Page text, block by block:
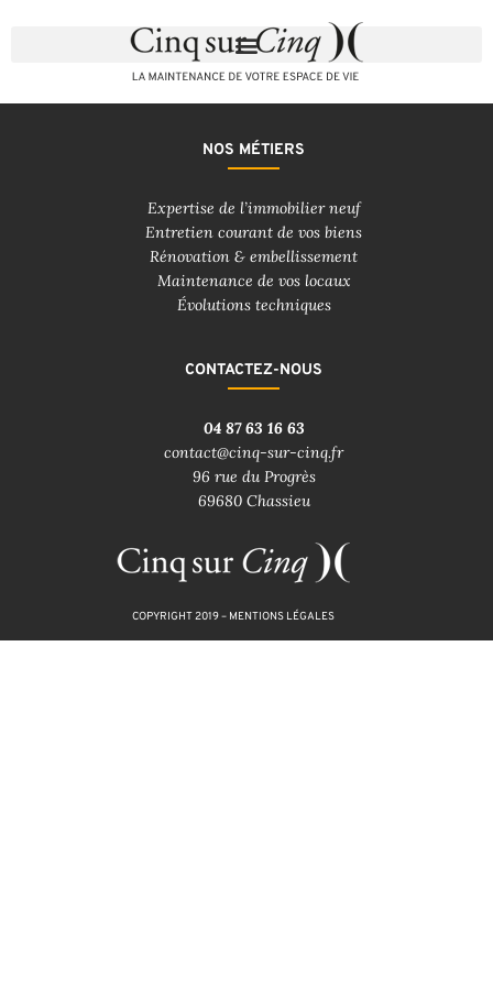
NOS MÉTIERS
Expertise de l’immobilier neuf
Entretien courant de vos biens
Rénovation & embellissement
Maintenance de vos locaux
Évolutions techniques
CONTACTEZ-NOUS
04 87 63 16 63
contact@cinq-sur-cinq.fr
96 rue du Progrès
69680 Chassieu
COPYRIGHT 2019 – MENTIONS LÉGALES